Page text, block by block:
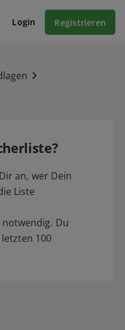
Login Registrieren
an, wer Dein
Liste
Du
100